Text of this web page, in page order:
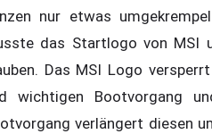
nur etwas
das Startlogo von MSI
Das MSI Logo
wichtigen Bootvorgang
verlängert diesen